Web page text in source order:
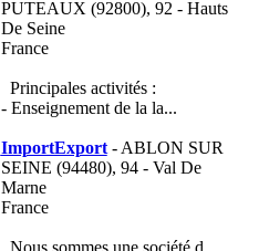
PUTEAUX (92800), 92 - Hauts
De Seine
France
Principales activités :
- Enseignement de la la...
ImportExport- ABLON SUR
SEINE (94480), 94 - Val De
Marne
France
Nous sommes une société d